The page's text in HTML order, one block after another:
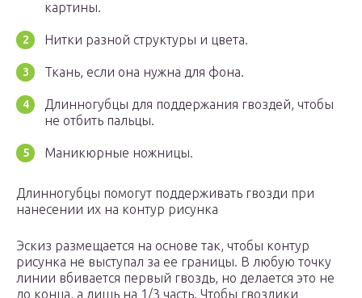
картины.
Нитки разной структуры и цвета.
Ткань, если она нужна для фона.
Длинногубцы для поддержания гвоздей, чтобы
не отбить пальцы.
Маникюрные ножницы.
Длинногубцы помогут поддерживать гвозди при
нанесении их на контур рисунка
Эскиз размещается на основе так, чтобы контур
рисунка не выступал за ее границы. В любую точку
линии вбивается первый гвоздь, но делается это не
до конца, а лишь на 1/3 часть. Чтобы гвоздики